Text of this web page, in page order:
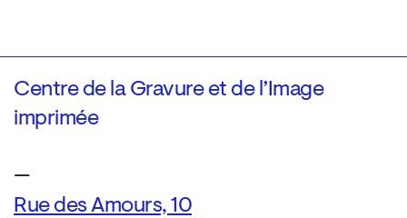
Centre de la Gravure et de l’Image
imprimée
—
Rue des Amours, 10